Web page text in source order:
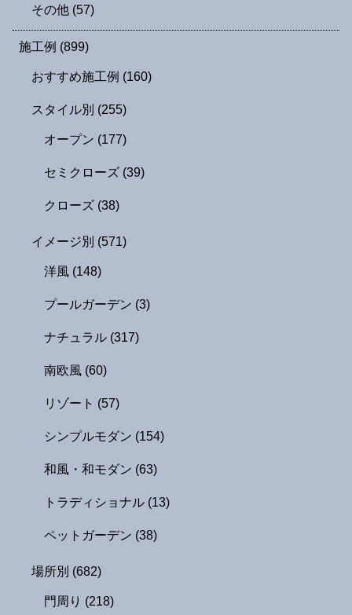
その他 (57)
施工例 (899)
おすすめ施工例 (160)
スタイル別 (255)
オープン (177)
セミクローズ (39)
クローズ (38)
イメージ別 (571)
洋風 (148)
プールガーデン (3)
ナチュラル (317)
南欧風 (60)
リゾート (57)
シンプルモダン (154)
和風・和モダン (63)
トラディショナル (13)
ペットガーデン (38)
場所別 (682)
門周り (218)